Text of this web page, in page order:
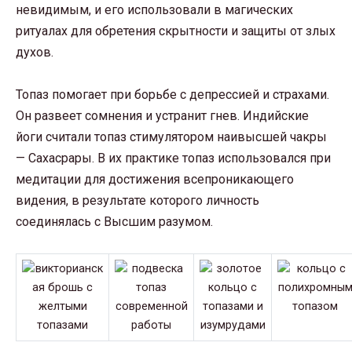
невидимым, и его использовали в магических
ритуалах для обретения скрытности и защиты от злых
духов.
Топаз помогает при борьбе с депрессией и страхами.
Он развеет сомнения и устранит гнев. Индийские
йоги считали топаз стимулятором наивысшей чакры
— Сахасрары. В их практике топаз использовался при
медитации для достижения всепроникающего
видения, в результате которого личность
соединялась с Высшим разумом.